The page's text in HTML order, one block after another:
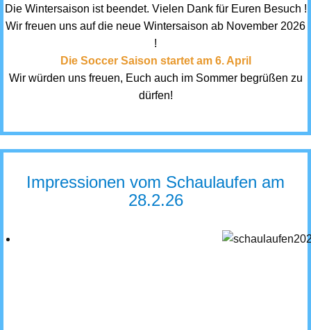
Die Wintersaison ist beendet. Vielen Dank für Euren Besuch !
Wir freuen uns auf die neue Wintersaison ab November 2026
!
Die Soccer Saison startet am 6. April
Wir würden uns freuen, Euch auch im Sommer begrüßen zu
dürfen!
Impressionen vom Schaulaufen am
28.2.26